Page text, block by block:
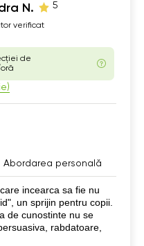
N. 5
verificat
de
Abordarea personală
incearca sa fie nu
un sprijin pentru copii.
de cunostinte nu se
rabdatoare,